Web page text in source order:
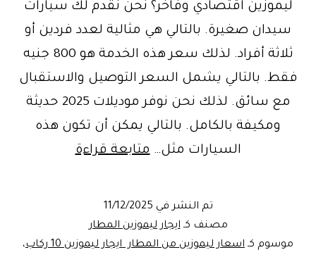
ليموزين اقتصادي وفاخر؟ نحن نقدم لك سيارات
سيدان صغيرة. بالتالي هي مثالية لعدد فردين أو
ثلاثة أفراد. لذلك سعر هذه الخدمة هو 800 جنيه
فقط. بالتالي يشمل السعر التوصيل والاستقبال
مع سائق. لذلك نحن نوفر موديلات 2025 حديثة
ومكيفة بالكامل. بالتالي يمكن أن تكون هذه
السيارات مثل…متابعة قراءة
تبدأ
تم النشر في 11/12/2025
مصنف كـايجار ليموزين المطار
موسوم كـ اسعار ليموزين من المطار ايجار ليموزين 10 ركاب
،